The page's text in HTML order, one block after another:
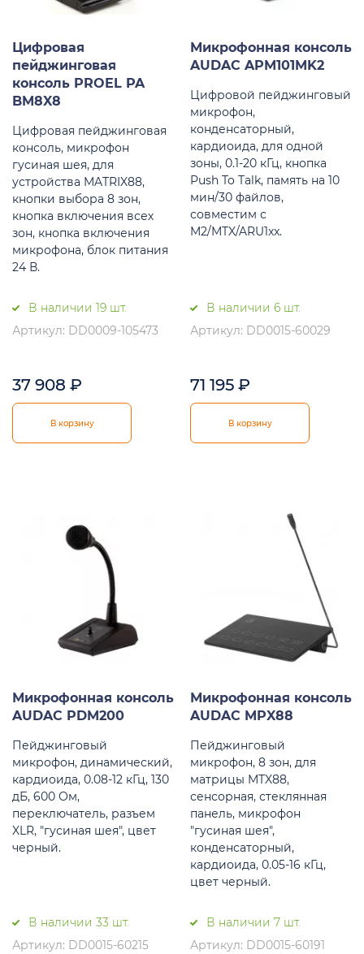
Цифровая
пейджинговая
консоль PROEL PA
BM8X8
Цифровая пейджинговая
консоль, микрофон
гусиная шея, для
устройства MATRIX88,
кнопки выбора 8 зон,
кнопка включения всех
зон, кнопка включения
микрофона, блок питания
24 В.
В наличии 19 шт.
Артикул: DD0009-105473
37 908 ₽
В корзину
Микрофонная консоль
AUDAC APM101MK2
Цифровой пейджинговый
микрофон,
конденсаторный,
кардиоида, для одной
зоны, 0.1-20 кГц, кнопка
Push To Talk, память на 10
мин/30 файлов,
совместим с
M2/MTX/ARU1xx.
В наличии 6 шт.
Артикул: DD0015-60029
71 195 ₽
В корзину
Микрофонная консоль
AUDAC PDM200
Пейджинговый
микрофон, динамический,
кардиоида, 0.08-12 кГц, 130
дБ, 600 Ом,
переключатель, разъем
XLR, "гусиная шея", цвет
черный.
В наличии 33 шт.
Артикул: DD0015-60215
Микрофонная консоль
AUDAC MPX88
Пейджинговый
микрофон, 8 зон, для
матрицы MTX88,
сенсорная, стеклянная
панель, микрофон
"гусиная шея",
конденсаторный,
кардиоида, 0.05-16 кГц,
цвет черный.
В наличии 7 шт.
Артикул: DD0015-60191